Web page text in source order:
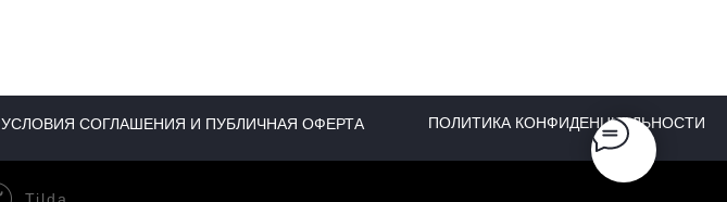
ПОЛИТИКА КОНФИДЕНЦИАЛЬНОСТИ
УСЛОВИЯ СОГЛАШЕНИЯ И ПУБЛИЧНАЯ ОФЕРТА